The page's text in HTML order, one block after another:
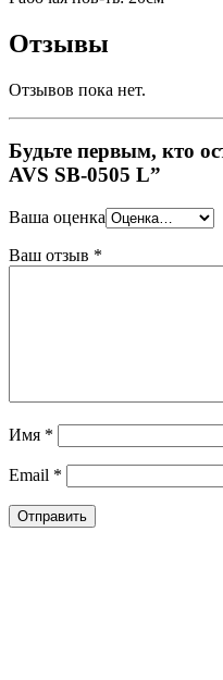
Отзывы
Отзывов пока нет.
Будьте первым, кто
AVS SB-0505 L”
Ваша оценка
Ваш отзыв *
Имя *
Email *